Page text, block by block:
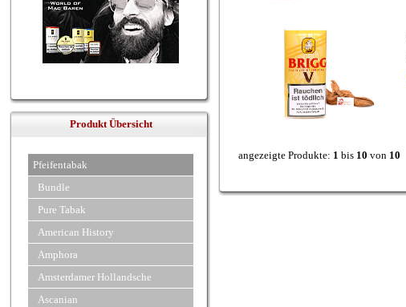
Produkt Übersicht
Pfeifentabak
Bundle
Pure Tabak
American History
Amphora
Amsterdamer Hollandsche
Ascanian
angezeigte Produkte: 1 bis 10 von 10